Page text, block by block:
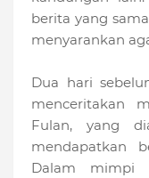
berita yang
menyarankan
Dua hari
menceritakan
Fulan, yang
mendapatkan
Dalam mimpi